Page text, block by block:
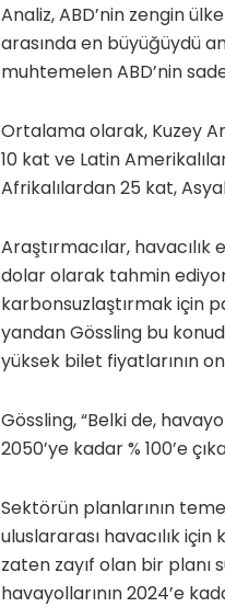
Analiz, ABD’nin zengin
arasında en büyüğüydü
muhtemelen ABD’nin
Ortalama olarak, Kuzey
10 kat ve Latin
Afrikalılardan 25 kat,
Araştırmacılar, havacılık
dolar olarak tahmin
karbonsuzlaştırmak için
yandan Gössling bu
yüksek bilet fiyatlarının
Gössling, “Belki de,
2050’ye kadar % 100’e
Sektörün planlarının
uluslararası havacılık
zaten zayıf olan bir planı
havayollarının 2024’e